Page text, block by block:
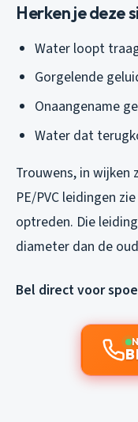
Herken je deze
Water loopt
Gorgelende
Onaangename
Water dat
Trouwens, in wijken
PE/PVC leidingen
optreden. Die
diameter dan de
Bel direct voor